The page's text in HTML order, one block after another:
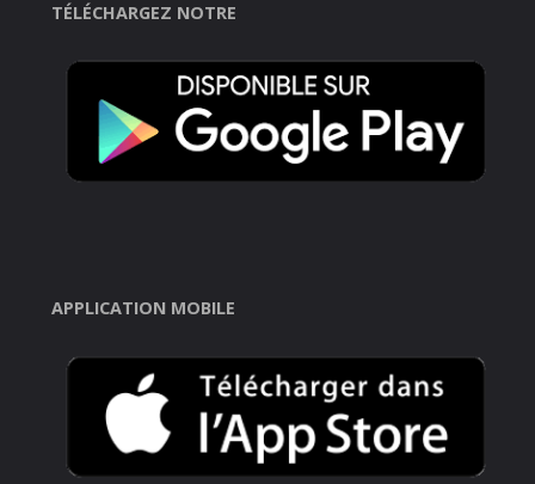
TÉLÉCHARGEZ NOTRE
APPLICATION MOBILE